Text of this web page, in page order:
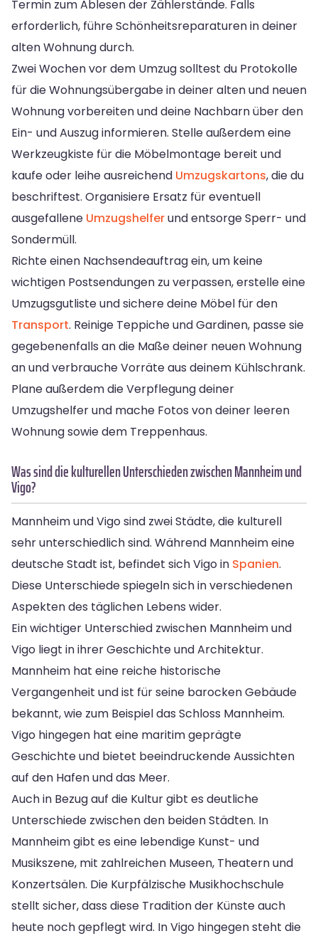
Termin zum Ablesen der Zählerstände. Falls
erforderlich, führe Schönheitsreparaturen in deiner
alten Wohnung durch.
Zwei Wochen vor dem Umzug solltest du Protokolle
für die Wohnungsübergabe in deiner alten und neuen
Wohnung vorbereiten und deine Nachbarn über den
Ein- und Auszug informieren. Stelle außerdem eine
Werkzeugkiste für die Möbelmontage bereit und
kaufe oder leihe ausreichend Umzugskartons, die du
beschriftest. Organisiere Ersatz für eventuell
ausgefallene Umzugshelferund entsorge Sperr- und
Sondermüll.
Richte einen Nachsendeauftrag ein, um keine
wichtigen Postsendungen zu verpassen, erstelle eine
Umzugsgutliste und sichere deine Möbel für den
Transport. Reinige Teppiche und Gardinen, passe sie
gegebenenfalls an die Maße deiner neuen Wohnung
an und verbrauche Vorräte aus deinem Kühlschrank.
Plane außerdem die Verpflegung deiner
Umzugshelfer und mache Fotos von deiner leeren
Wohnung sowie dem Treppenhaus.
Was sind die kulturellen Unterschieden zwischen Mannheim und
Vigo?
Mannheim und Vigo sind zwei Städte, die kulturell
sehr unterschiedlich sind. Während Mannheim eine
deutsche Stadt ist, befindet sich Vigo in Spanien.
Diese Unterschiede spiegeln sich in verschiedenen
Aspekten des täglichen Lebens wider.
Ein wichtiger Unterschied zwischen Mannheim und
Vigo liegt in ihrer Geschichte und Architektur.
Mannheim hat eine reiche historische
Vergangenheit und ist für seine barocken Gebäude
bekannt, wie zum Beispiel das Schloss Mannheim.
Vigo hingegen hat eine maritim geprägte
Geschichte und bietet beeindruckende Aussichten
auf den Hafen und das Meer.
Auch in Bezug auf die Kultur gibt es deutliche
Unterschiede zwischen den beiden Städten. In
Mannheim gibt es eine lebendige Kunst- und
Musikszene, mit zahlreichen Museen, Theatern und
Konzertsälen. Die Kurpfälzische Musikhochschule
stellt sicher, dass diese Tradition der Künste auch
heute noch gepflegt wird. In Vigo hingegen steht die